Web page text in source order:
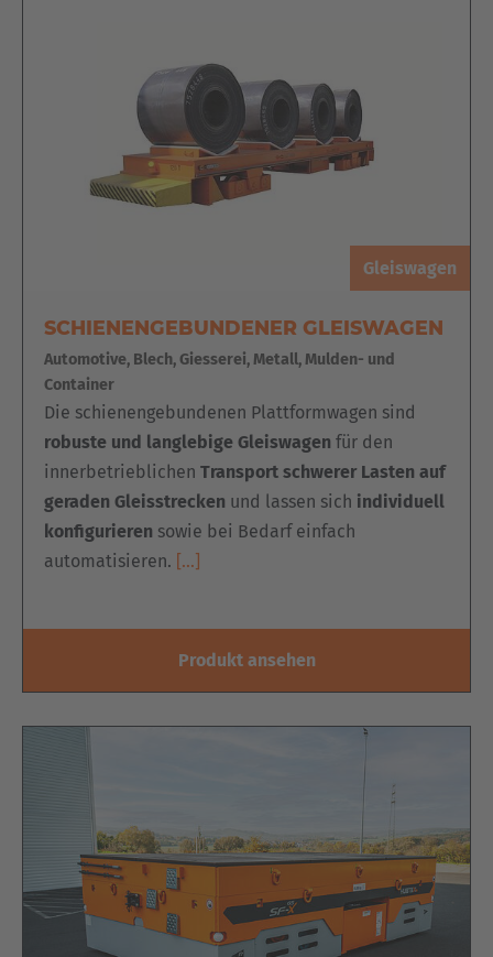
Gleiswagen
SCHIENENGEBUNDENER GLEISWAGEN
Automotive, Blech, Giesserei, Metall, Mulden- und
Container
Die schienengebundenen Plattformwagen sind
robuste und langlebige Gleiswagen für den
innerbetrieblichenTransport schwerer Lasten auf
geraden Gleisstrecken und lassen sich individuell
konfigurieren sowie bei Bedarf einfach
automatisieren. […]
Produkt ansehen